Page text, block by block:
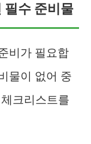
필수 준비물
비가 필요합
물이 없어 중
크리스트를